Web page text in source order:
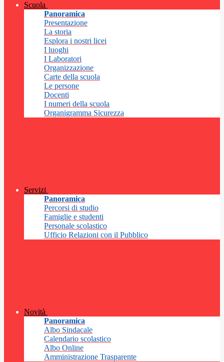
Scuola
Panoramica
Presentazione
La storia
Esplora i nostri licei
I luoghi
I Laboratori
Organizzazione
Carte della scuola
Le persone
Docenti
I numeri della scuola
Organigramma Sicurezza
Servizi
Panoramica
Percorsi di studio
Famiglie e studenti
Personale scolastico
Ufficio Relazioni con il Pubblico
Novità
Panoramica
Albo Sindacale
Calendario scolastico
Albo Online
Amministrazione Trasparente